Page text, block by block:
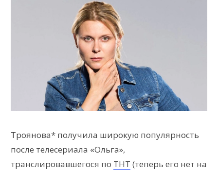
Троянова* получила широкую популярность
после телесериала «Ольга»,
транслировавшегося по ТНТ (теперь его нет на